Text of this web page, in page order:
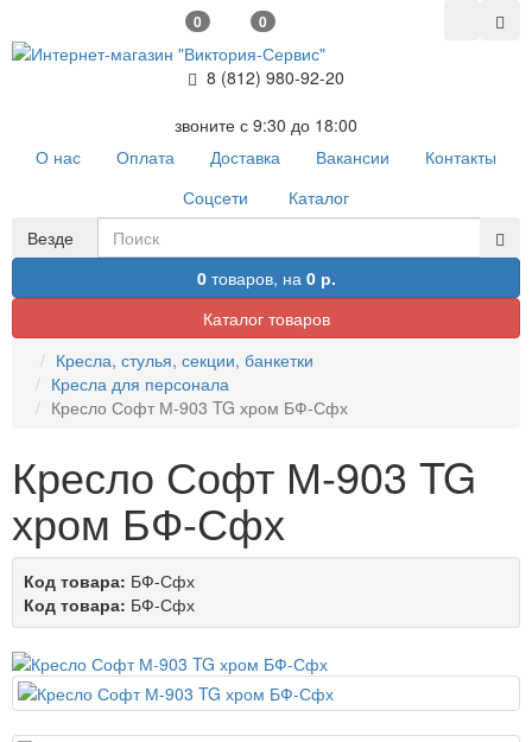
0 0
8 (812) 980-92-20
звоните с 9:30 до 18:00
О нас
Оплата Доставка Вакансии
Контакты
Соцсети
Каталог
Везде
0товаров, на 0 р.
Каталог товаров
Кресла, стулья, секции, банкетки
Кресла для персонала
Кресло Софт М-903 TG хром БФ-Сфх
Кресло Софт М-903 TG
хром БФ-Сфх
Код товара: БФ-Сфх
Код товара: БФ-Сфх